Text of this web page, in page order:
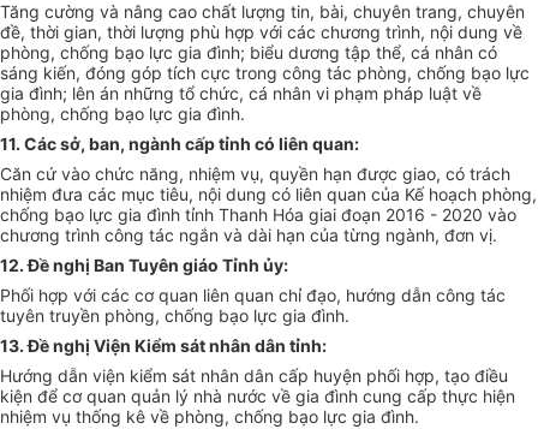
Tăng cường và nâng cao chất lượng tin, bài, chuyên trang, chuyên
đề, thời gian, thời lượng phù hợp với các chương trình, nội dung về
phòng, chống bạo lực gia đình; biểu dương tập thể, cá nhân có
sáng kiến, đóng góp tích cực trong công tác phòng, chống bạo lực
gia đình; lên án những tổ chức, cá nhân vi phạm pháp luật về
phòng, chống bạo lực gia đình.
11. Các sở, ban, ngành cấp tỉnh có liên quan:
Căn cứ vào chức năng, nhiệm vụ, quyền hạn được giao, có trách
nhiệm đưa các mục tiêu, nội dung có liên quan của Kế hoạch phòng,
chống bạo lực gia đình tỉnh Thanh Hóa giai đoạn 2016 - 2020 vào
chương trình công tác ngắn và dài hạn của từng ngành, đơn vị.
12. Đề nghị Ban Tuyên giáo Tỉnh ủy:
Phối hợp với các cơ quan liên quan chỉ đạo, hướng dẫn công tác
tuyên truyền phòng, chống bạo lực gia đình.
13. Đề nghị Viện Kiểm sát nhân dân tỉnh:
Hướng dẫn viện kiểm sát nhân dân cấp huyện phối hợp, tạo điều
kiện để cơ quan quản lý nhà nước về gia đình cung cấp thực hiện
nhiệm vụ thống kê về phòng, chống bạo lực gia đình.